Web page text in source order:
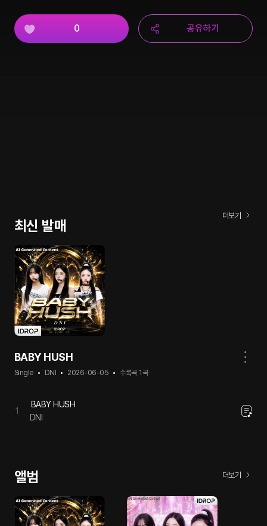
0 공유하기
최신 발매
더보기
BABY HUSH
Single DNI 2026-06-05 수록곡 1 곡
1
BABY HUSH
DNI
앨범 더보기